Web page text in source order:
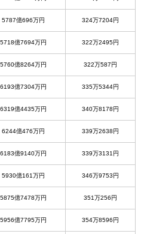
5787億696万円 324万7204円
5718億7694万円 322万2495円
5760億8264万円 322万587円
6193億7304万円 335万5344円
6319億4435万円 340万8178円
6244億476万円 339万2638円
6183億9140万円 339万3131円
5930億161万円 346万9753円
5875億7478万円 351万256円
5956億7795万円 354万8596円